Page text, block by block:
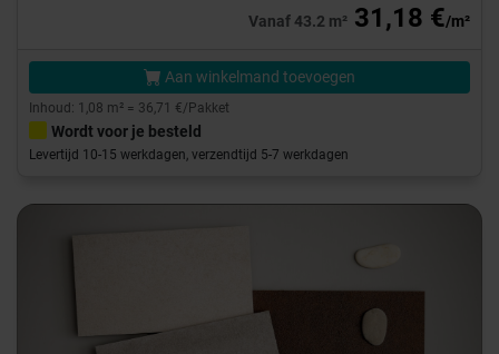
Vanaf 43.2 m² 31,18 €/m²
Aan winkelmand toevoegen
Inhoud: 1,08 m² = 36,71 €/Pakket
Wordt voor je besteld
Levertijd 10-15 werkdagen, verzendtijd 5-7 werkdagen